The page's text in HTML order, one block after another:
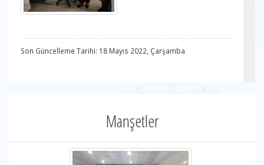
Son Güncelleme Tarihi: 18 Mayıs 2022, Çarşamba
Manşetler